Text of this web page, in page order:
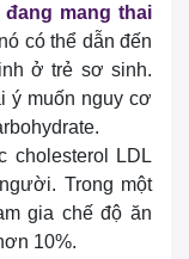
mang thai
có thể dẫn đến
ở trẻ sơ sinh.
ý muốn nguy cơ
cholesterol LDL
Trong một
gia chế độ ăn
10%.